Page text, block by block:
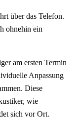
über das Telefon.
ohnehin ein
am ersten Termin
Anpassung
Diese
wie
sich vor Ort.